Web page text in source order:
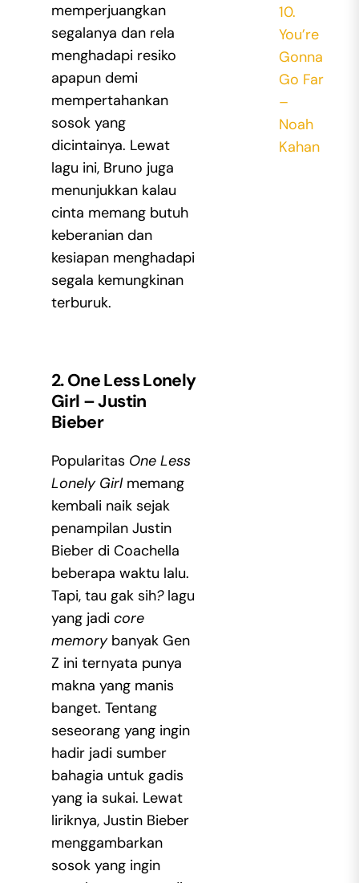
memperjuangkan
segalanya dan rela
menghadapi resiko
apapun demi
mempertahankan
sosok yang
dicintainya. Lewat
lagu ini, Bruno juga
menunjukkan kalau
cinta memang butuh
keberanian dan
kesiapan menghadapi
segala kemungkinan
terburuk.
2. One Less Lonely
Girl – Justin
Bieber
Popularitas One Less
Lonely Girlmemang
kembali naik sejak
penampilan Justin
Bieber di Coachella
beberapa waktu lalu.
Tapi, tau gak sih? lagu
yang jadi core
memorybanyak Gen
Z ini ternyata punya
makna yang manis
banget. Tentang
seseorang yang ingin
hadir jadi sumber
bahagia untuk gadis
yang ia sukai. Lewat
liriknya, Justin Bieber
menggambarkan
sosok yang ingin
10.
You’re
Gonna
Go Far
–
Noah
Kahan